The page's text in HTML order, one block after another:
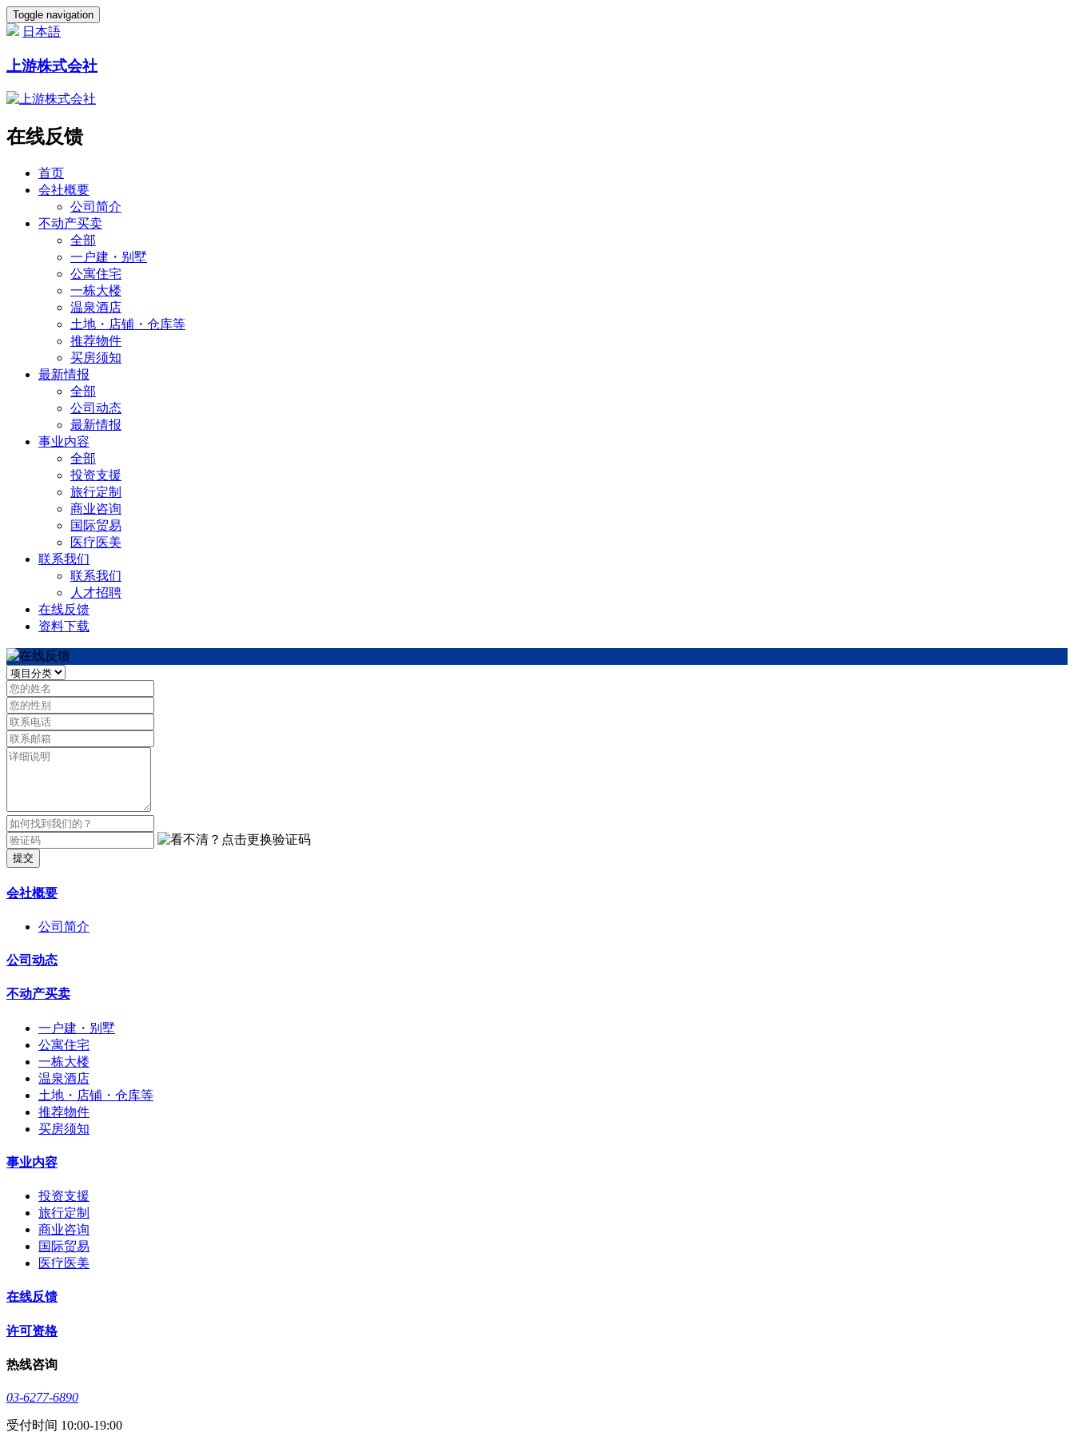
Toggle navigation
日本語
上游株式会社
在线反馈
首页
会社概要
公司简介
不动产买卖
全部
一户建・别墅
公寓住宅
一栋大楼
温泉酒店
土地・店铺・仓库等
推荐物件
买房须知
最新情报
全部
公司动态
最新情报
事业内容
全部
投资支援
旅行定制
商业咨询
国际贸易
医疗医美
联系我们
联系我们
人才招聘
在线反馈
资料下载
提交
会社概要
公司简介
公司动态
不动产买卖
一户建・别墅
公寓住宅
一栋大楼
温泉酒店
土地・店铺・仓库等
推荐物件
买房须知
事业内容
投资支援
旅行定制
商业咨询
国际贸易
医疗医美
在线反馈
许可资格
热线咨询
03-6277-6890
受付时间 10:00-19:00